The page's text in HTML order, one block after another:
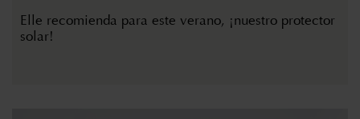
Elle recomienda para este verano, ¡nuestro protector
solar!